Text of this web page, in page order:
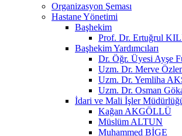
Organizasyon Şeması
Hastane Yönetimi
Başhekim
Prof. Dr. Ertuğrul
Başhekim Yardımcıları
Dr. Öğr. Üyesi Ayşe
Uzm. Dr. Merve
Uzm. Dr. Yemliha
Uzm. Dr. Osman
İdari ve Mali İşler
Kağan AKGÖLLÜ
Müslüm ALTUN
Muhammed BİGE